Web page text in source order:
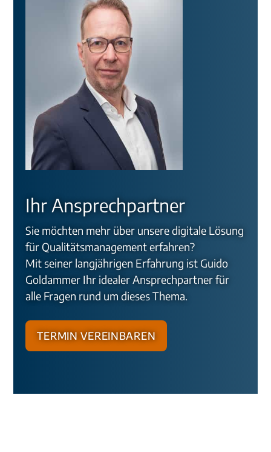
Ihr Ansprechpartner
Sie möchten mehr über unsere digitale Lösung
für Qualitätsmanagement erfahren?
Mit seiner langjährigen Erfahrung ist Guido
Goldammer Ihr idealer Ansprechpartner für
alle Fragen rund um dieses Thema.
Termin vereinbaren